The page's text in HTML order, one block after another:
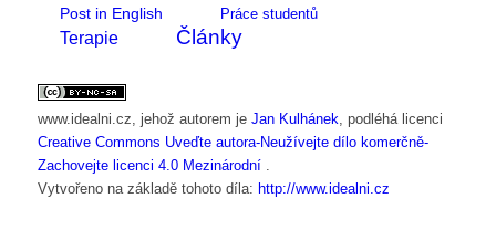
Post in English Práce studentů
Terapie Články
www.idealni.cz , jehož autorem je Jan Kulhánek , podléhá licenci
Creative Commons Uveďte autora-Neužívejte dílo komerčně-
Zachovejte licenci 4.0 Mezinárodní
Vytvořeno na základě tohoto díla: http://www.idealni.cz